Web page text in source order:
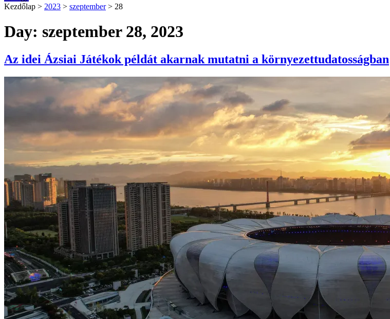
Kezdőlap > 2023 > szeptember > 28
Day: szeptember 28, 2023
Az idei Ázsiai Játékok példát akarnak mutatni a környezettudatosságban